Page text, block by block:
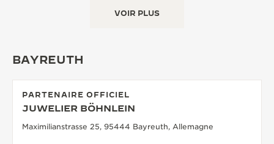
VOIR PLUS
BAYREUTH
PARTENAIRE OFFICIEL
JUWELIER BÖHNLEIN
Maximilianstrasse 25, 95444 Bayreuth, Allemagne